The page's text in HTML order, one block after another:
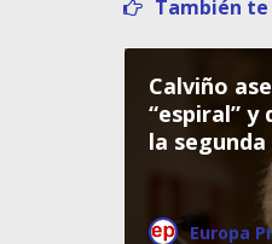
También
Calviño
“espiral” y
la
Europa